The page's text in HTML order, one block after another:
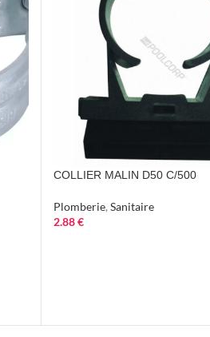
COLLIER MALIN D50 C/500
Plomberie, Sanitaire
2.88€